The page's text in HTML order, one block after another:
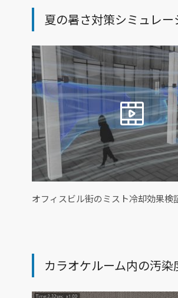
夏の暑さ対策シミュレー
オフィスビル街のミスト冷却効果検
カラオケルーム内の汚染